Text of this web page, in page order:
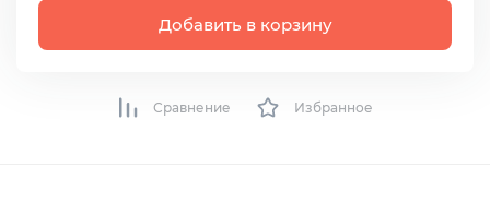
Добавить в корзину
Сравнение Избранное